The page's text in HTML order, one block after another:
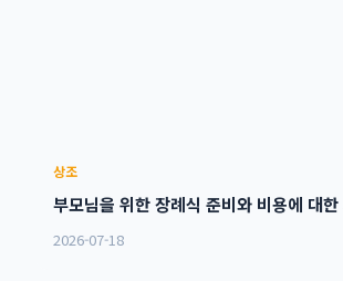
상조
부모님을 위한 장례식 준비와 비용에 대한
2026-07-18